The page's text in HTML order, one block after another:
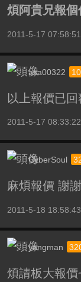
煩阿貴兄報
2011-5-17 07:58:51
asa00322
以上報價已回
2011-5-17 08:33:22
CyberSoul
麻煩報價 謝
2011-5-18 18:58:43
yangman
煩請板大報價